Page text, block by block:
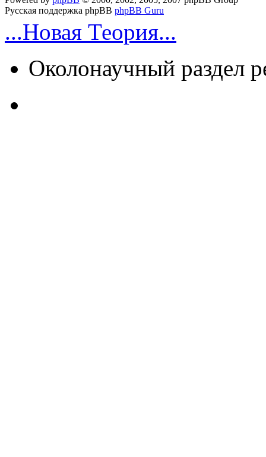
Русская поддержка phpBB phpBB Guru
...Новая Теория...
Околонаучный раздел